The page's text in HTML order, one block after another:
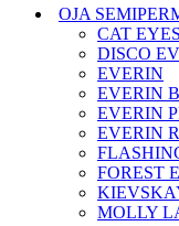
OJA
CAT
DISCO
EVERIN
EVERIN
EVERIN
EVERIN
FOREST
MOLLY